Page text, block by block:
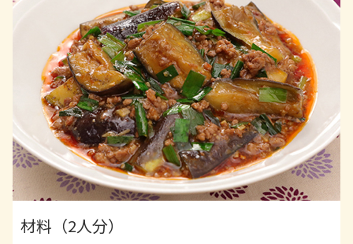
こしょう…少々
【B】
しょうゆ…大さじ1と1/2
酢…大さじ1と1/2
砂糖…大さじ1と1/2
材料（2人分）